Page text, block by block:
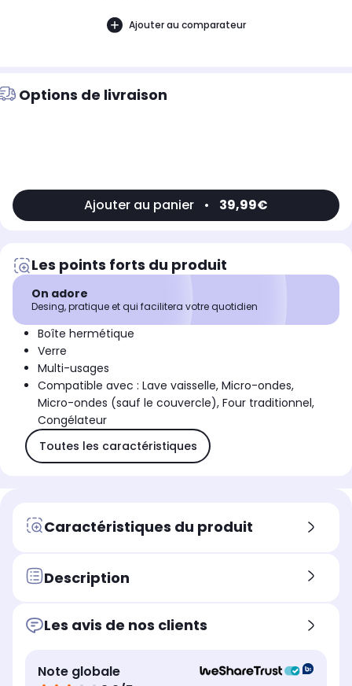
Ajouter au comparateur
Options de livraison
Ajouter au panier • 39,99€
Les points forts du produit
On adore
Desing, pratique et qui facilitera votre quotidien
Boîte hermétique
Verre
Multi-usages
Compatible avec : Lave vaisselle, Micro-ondes,
Micro-ondes (sauf le couvercle), Four traditionnel,
Congélateur
Toutes les caractéristiques
Caractéristiques du produit
Description
Les avis de nos clients
Note globale